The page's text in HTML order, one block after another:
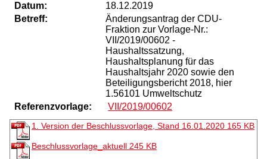
Datum:
18.12.2019
Betreff:
Änderungsantrag der CDU-
Fraktion zur Vorlage-Nr.:
VII/2019/00602 -
Haushaltssatzung,
Haushaltsplanung für das
Haushaltsjahr 2020 sowie den
Beteiligungsbericht 2018, hier
1.56101 Umweltschutz
Referenzvorlage:
VII/2019/00602
1. Version der Beschlussvorlage, Stand 16.01.2020 165 KB
Beschlussvorlage_aktuell 245 KB